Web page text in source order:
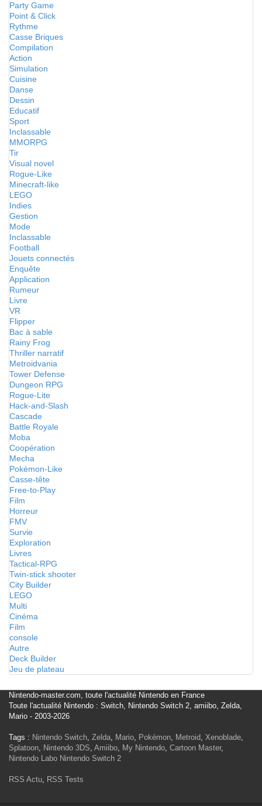
Party Game
Point & Click
Rythme
Casse Briques
Compilation
Action
Simulation
Cuisine
Danse
Dessin
Educatif
Sport
Inclassable
MMORPG
Tir
Visual novel
Rogue-Like
Minecraft-like
LEGO
Indies
Gestion
Mode
Inclassable
Football
Jouets connectés
Enquête
Application
Rumeur
Livre
VR
Flipper
Bac à sable
Rainy Frog
Thriller narratif
Metroidvania
Tower Defense
Dungeon RPG
Rogue-Lite
Hack-and-Slash
Cascade
Battle Royale
Moba
Coopération
Mecha
Pokémon-Like
Casse-tête
Free-to-Play
Film
Horreur
FMV
Survie
Exploration
Livres
Tactical-RPG
Twin-stick shooter
City Builder
LEGO
Multi
Cinéma
Film
console
Autre
Deck Builder
Jeu de plateau
Nintendo-master.com, toute l'actualité Nintendo en France
Toute l'actualité Nintendo : Switch, Nintendo Switch 2, amiibo, Zelda,
Mario - 2003-2026
Tags : Nintendo Switch, Zelda, Mario, Pokémon, Metroid, Xenoblade,
Splatoon, Nintendo 3DS, Amiibo, My Nintendo, Cartoon Master,
Nintendo Labo Nintendo Switch 2
RSS Actu, RSS Tests